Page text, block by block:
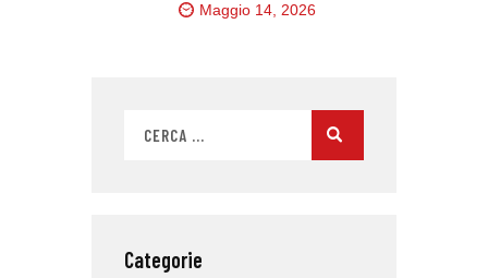
Maggio 14, 2026
Categorie